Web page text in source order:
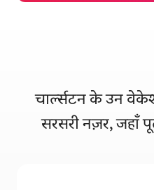
चार्ल्सटन के उन
सरसरी नज़र, जहाँ